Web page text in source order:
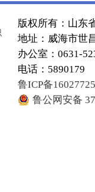
版权所有：山东
地址：威海市世
办公室：0631-
电话：5890179
鲁ICP备
鲁公网安备